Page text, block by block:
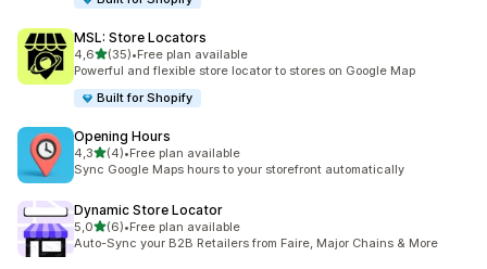
MSL: Store Locators
4,6z 5 hvězd
(35)
Celkový počet recenzí: 35
•Free plan available
Powerful and flexible store locator to stores on Google Map
Built for Shopify
Opening Hours
4,3z 5 hvězd
(4)
Celkový počet recenzí: 4
•Free plan available
Sync Google Maps hours to your storefront automatically
Dynamic Store Locator
5,0z 5 hvězd
(6)
Celkový počet recenzí: 6
•Free plan available
Auto-Sync your B2B Retailers from Faire, Major Chains & More